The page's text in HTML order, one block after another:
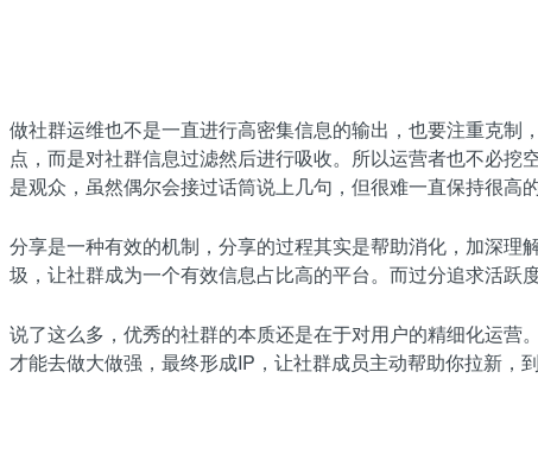
做社群运维也不是一直进行高密集信息的输出，也要注重克
点，而是对社群信息过滤然后进行吸收。所以运营者也不必
是观众，虽然偶尔会接过话筒说上几句，但很难一直保持很高的
分享是一种有效的机制，分享的过程其实是帮助消化，加深
圾，让社群成为一个有效信息占比高的平台。而过分追求活跃
说了这么多，优秀的社群的本质还是在于对用户的精细化运营
才能去做大做强，最终形成IP，让社群成员主动帮助你拉新，